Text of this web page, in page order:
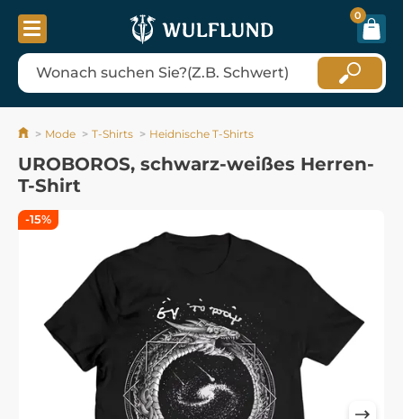
0
Mode T-Shirts Heidnische T-Shirts
UROBOROS, schwarz-weißes Herren-
T-Shirt
-15%